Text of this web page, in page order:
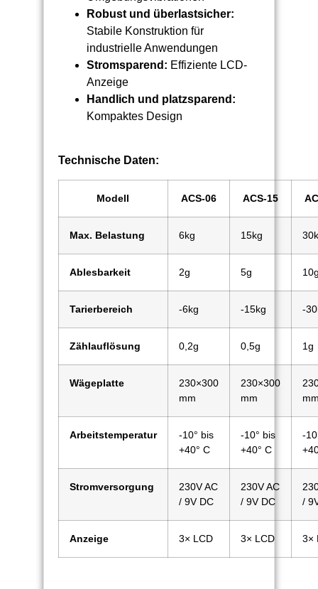
Robust und überlastsicher:
Stabile Konstruktion für
industrielle Anwendungen
Stromsparend: Effiziente LCD-
Anzeige
Handlich und platzsparend:
Kompaktes Design
Technische Daten:
Modell ACS-06 ACS-15
Max. Belastung 6kg 15kg
Ablesbarkeit 2g 5g
Tarierbereich -6kg -15kg -
Zählauflösung 0,2g 0,5g 1g
Wägeplatte
230×300
mm
230×300
mm
Arbeitstemperatur
-10° bis
+40° C
-10° bis
+40° C
-
Stromversorgung
230V AC
/ 9V DC
230V AC
/ 9V DC
/
Anzeige 3× LCD 3× LCD 3×